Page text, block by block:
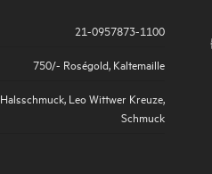
21-0957873-1100
750/- Roségold Kaltemaille
Halsschmuck Leo Wittwer Kreuze
Schmuck